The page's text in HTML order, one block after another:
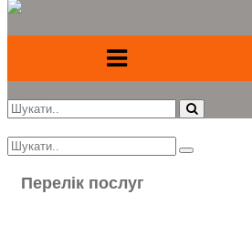
Перелік послуг